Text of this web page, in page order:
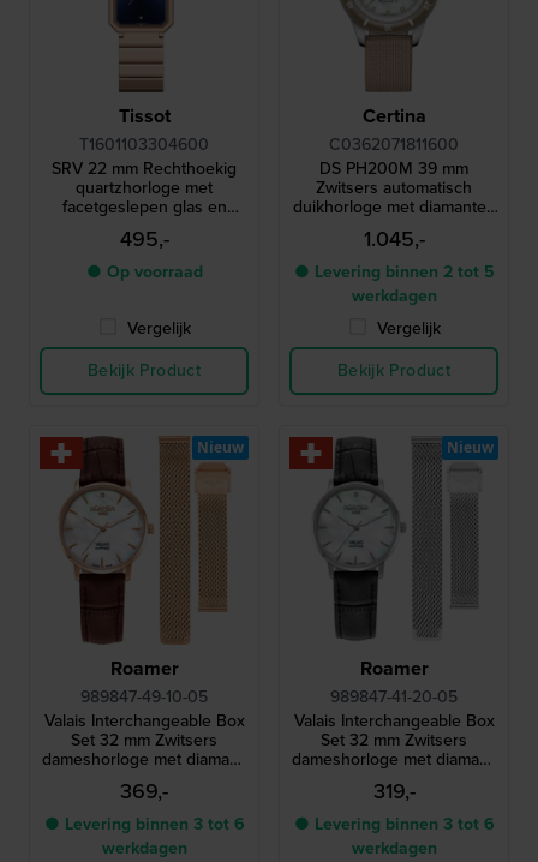
Tissot
T1601103304600
SRV 22 mm Rechthoekig
quartzhorloge met
facetgeslepen glas en
diamanten indexen
495,-
● Op voorraad
Vergelijk
Bekijk Product
Certina
C0362071811600
DS PH200M 39 mm
Zwitsers automatisch
duikhorloge met diamanten
indexen en parelmoer
wijzerplaat
1.045,-
● Levering binnen 2 tot 5
werkdagen
Vergelijk
Bekijk Product
Roamer
989847-49-10-05
Valais Interchangeable Box
Set 32 mm Zwitsers
dameshorloge met diamant,
leren band en mesh-
armband
369,-
● Levering binnen 3 tot 6
werkdagen
Nieuw
Roamer
989847-41-20-05
Valais Interchangeable Box
Set 32 mm Zwitsers
dameshorloge met diamant,
leren band en mesh-
armband
319,-
● Levering binnen 3 tot 6
werkdagen
Nieuw